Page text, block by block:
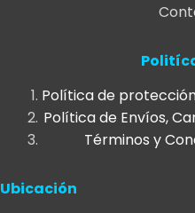
Política de
Política de Envíos,
Términos y
Ubicación